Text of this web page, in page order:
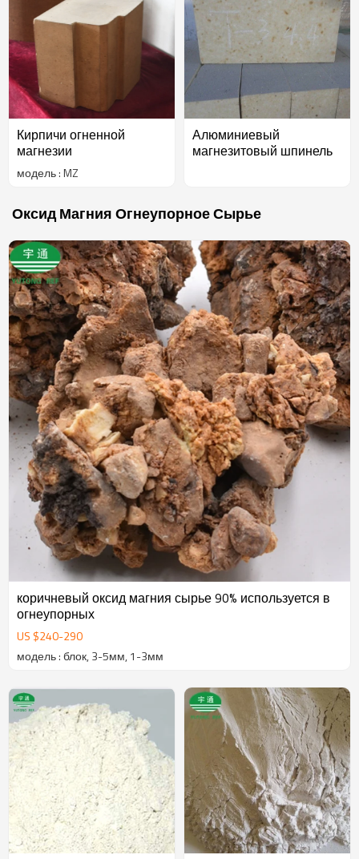
полную комбинацию высокопроизводительных огнеупорных
материалов. Наша цель - стать вашим самым надежным
партнером и приветствовать вас в нашей компании для
ведения бизнеса.
Кирпичи огненной
магнезии
модель : MZ
Алюминиевый
магнезитовый шпинель
Оксид Магния Огнеупорное Сырье
коричневый оксид магния сырье 90% используется в
огнеупорных
US $240-290
модель : блок, 3-5мм, 1-3мм